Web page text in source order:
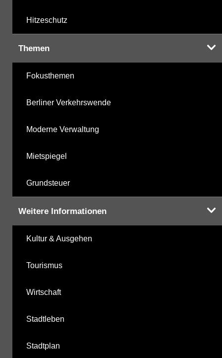
Hitzeschutz
Themen
Fokusthemen
Berliner Verkehrswende
Moderne Verwaltung
Mietspiegel
Grundsteuer
Weitere Informationen
Kultur & Ausgehen
Tourismus
Wirtschaft
Stadtleben
Stadtplan